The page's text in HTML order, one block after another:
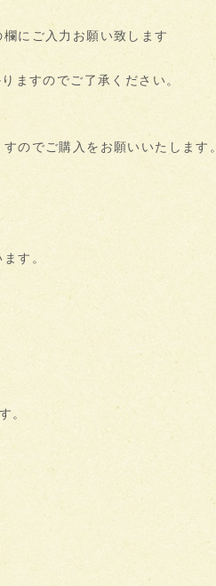
にご入力お願い致します
ますのでご了承ください。
のでご購入をお願いいたします。
す。
。